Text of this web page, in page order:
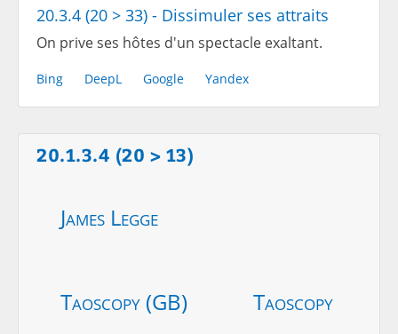
20.3.4 (20 > 33) - Dissimuler ses attraits
On prive ses hôtes d'un spectacle exaltant.
Bing DeepL Google Yandex
20.1.3.4 (20 > 13)
James Legge
Taoscopy (GB) Taoscopy